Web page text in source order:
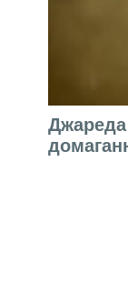
Джареда